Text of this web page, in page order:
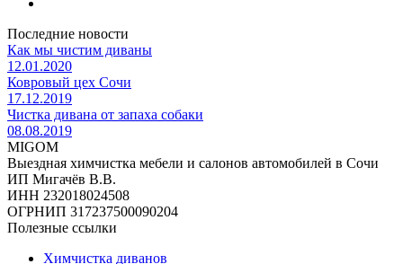
Последние новости
Как мы чистим диваны
12.01.2020
Ковровый цех Сочи
17.12.2019
Чистка дивана от запаха собаки
08.08.2019
MIGOM
Выездная химчистка мебели и салонов автомобилей в Сочи
ИП Мигачёв В.В.
ИНН 232018024508
ОГРНИП 317237500090204
Полезные ссылки
Химчистка диванов